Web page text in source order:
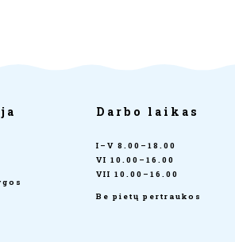
Darbo laikas
I–V 8.00–18.00
VI 10.00–16.00
VII 10.00–16.00
Be pietų pertraukos